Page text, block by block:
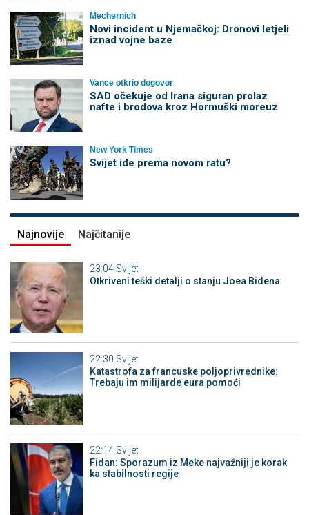
Mechernich
Novi incident u Njemačkoj: Dronovi letjeli
iznad vojne baze
Vance otkrio dogovor
SAD očekuje od Irana siguran prolaz
nafte i brodova kroz Hormuški moreuz
New York Times
Svijet ide prema novom ratu?
Najnovije Najčitanije
23:04 Svijet
Otkriveni teški detalji o stanju Joea Bidena
22:30 Svijet
Katastrofa za francuske poljoprivrednike:
Trebaju im milijarde eura pomoći
22:14 Svijet
Fidan: Sporazum iz Meke najvažniji je korak
ka stabilnosti regije